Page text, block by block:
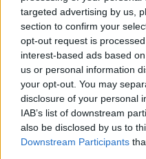
targeted advertising by us,
section to confirm your
opt-out request is
interest-based ads based
us or personal information
your opt-out. You may
disclosure of your personal
IAB’s list of downstream
also be disclosed by us to
Downstream Participants
La questione israelo-
Erdogan continua a sfidare
Libano, collasso economico
Johnson, da Trump a Biden
L'AUKUS e il Quad
Biden, primo presidente
Papa Bergoglio vedrà Viktor
Bennet, un giorno in attesa
Il ritorno dei talebani
​La lenta agonia del Libano